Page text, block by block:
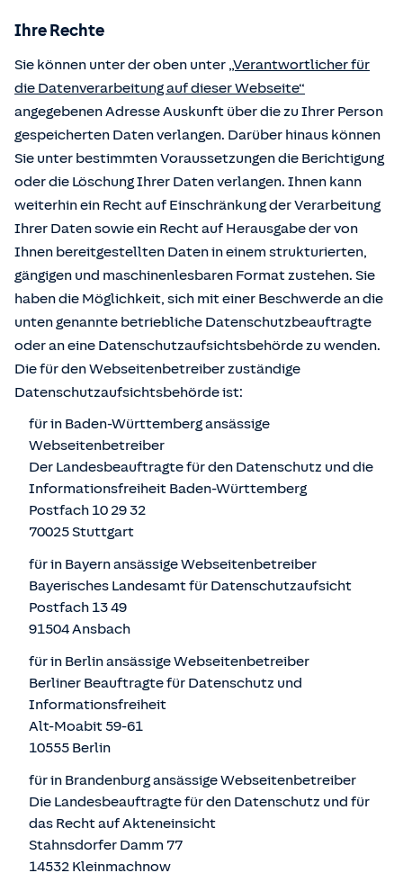
Ihre Rechte
Sie können unter der oben unter „Verantwortlicher für
die Datenverarbeitung auf dieser Webseite“
angegebenen Adresse Auskunft über die zu Ihrer Person
gespeicherten Daten verlangen. Darüber hinaus können
Sie unter bestimmten Voraussetzungen die Berichtigung
oder die Löschung Ihrer Daten verlangen. Ihnen kann
weiterhin ein Recht auf Einschränkung der Verarbeitung
Ihrer Daten sowie ein Recht auf Herausgabe der von
Ihnen bereitgestellten Daten in einem strukturierten,
gängigen und maschinenlesbaren Format zustehen. Sie
haben die Möglichkeit, sich mit einer Beschwerde an die
unten genannte betriebliche Datenschutzbeauftragte
oder an eine Datenschutzaufsichtsbehörde zu wenden.
Die für den Webseitenbetreiber zuständige
Datenschutzaufsichtsbehörde ist:
für in Baden-Württemberg ansässige
Webseitenbetreiber
Der Landesbeauftragte für den Datenschutz und die
Informationsfreiheit Baden-Württemberg
Postfach 10 29 32
70025 Stuttgart
für in Bayern ansässige Webseitenbetreiber
Bayerisches Landesamt für Datenschutzaufsicht
Postfach 13 49
91504 Ansbach
für in Berlin ansässige Webseitenbetreiber
Berliner Beauftragte für Datenschutz und
Informationsfreiheit
Alt-Moabit 59-61
10555 Berlin
für in Brandenburg ansässige Webseitenbetreiber
Die Landesbeauftragte für den Datenschutz und für
das Recht auf Akteneinsicht
Stahnsdorfer Damm 77
14532 Kleinmachnow